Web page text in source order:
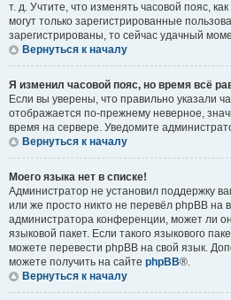
т. д. Учтите, что изменять часовой пояс,
могут только зарегистрированные
зарегистрированы, то сейчас удачный
Вернуться к началу
Я изменил часовой пояс, но время всё
Если вы уверены, что правильно указали
отображается по-прежнему неверное,
время на сервере. Уведомите
Вернуться к началу
Моего языка нет в списке!
Администратор не установил поддержку
или же просто никто не перевёл phpBB на
администратора конференции, может ли
языковой пакет. Если такого языкового
можете перевести phpBB на свой язык.
можете получить на сайте phpBB®.
Вернуться к началу